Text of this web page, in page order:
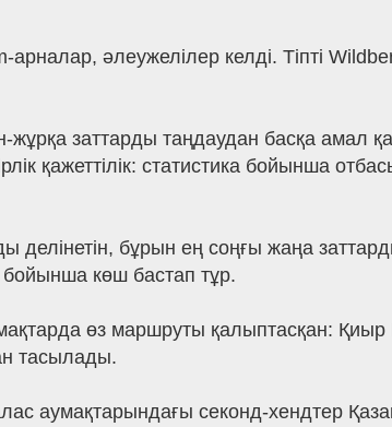
әлеужелілер келді. Тіпті
заттарды таңдаудан басқа амал
қажеттілік: статистика бойынша
делінетін, бұрын ең соңғы жаңа
бойынша көш бастап тұр.
өз маршруты қалыптасқан:
тасылады.
аумақтарындағы секонд-хендтер